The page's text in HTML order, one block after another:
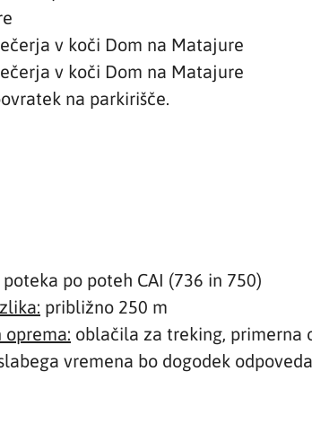
v koči Dom na Matajure
v koči Dom na Matajure
na parkirišče.
poteka po poteh CAI (736 in 750)
približno 250 m
oblačila za treking, primerna
vremena bo dogodek